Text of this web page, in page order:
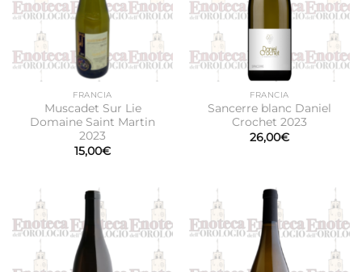
FRANCIA
Muscadet Sur Lie
Domaine Saint Martin
2023
15,00€
FRANCIA
Sancerre blanc Daniel
Crochet 2023
26,00€